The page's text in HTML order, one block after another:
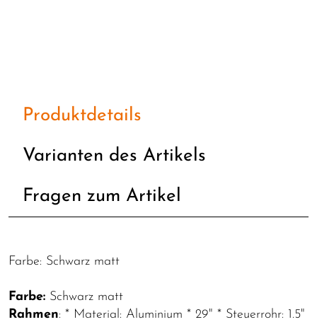
Produktdetails
Varianten des Artikels
Fragen zum Artikel
Farbe: Schwarz matt
Farbe: Schwarz matt
Rahmen: * Material: Aluminium * 29" * Steuerrohr: 1.5"